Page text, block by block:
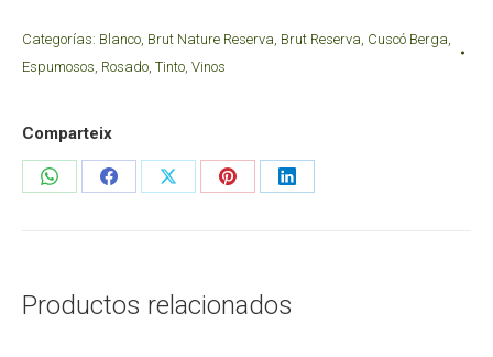
Categorías: Blanco, Brut Nature Reserva, Brut Reserva, Cuscó Berga,
Espumosos, Rosado, Tinto, Vinos
Comparteix
Share
Share
Share
Share
Share
Productos relacionados